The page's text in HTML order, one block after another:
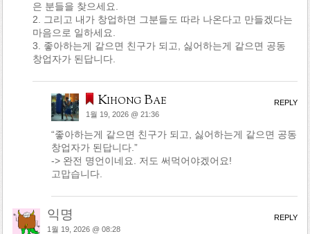
은 분들을 찾으세요.
2. 그리고 내가 창업하면 그분들도 따라 나온다고 만들겠다는
마음으로 일하세요.
3. 좋아하는게 같으면 친구가 되고, 싫어하는게 같으면 공동
창업자가 된답니다.
Kihong Bae
1월 19, 2026 @ 21:36
“좋아하는게 같으면 친구가 되고, 싫어하는게 같으면 공동
창업자가 된답니다.”
-> 완전 명언이네요. 저도 써먹어야겠어요!
고맙습니다.
REPLY
익명
1월 19, 2026 @ 08:28
REPLY